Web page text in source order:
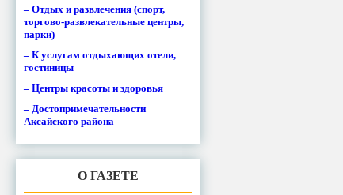
– Отдых и развлечения (спорт,
торгово-развлекательные центры,
парки)
– К услугам отдыхающих отели,
гостиницы
– Центры красоты и здоровья
– Достопримечательности
Аксайского района
О ГАЗЕТЕ